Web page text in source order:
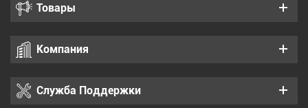
Товары
Компания
Служба Поддержки